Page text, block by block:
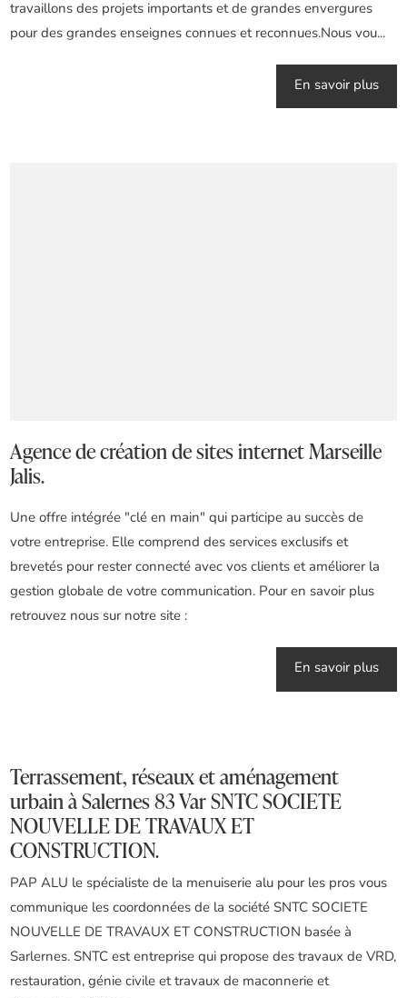
travaillons des projets importants et de grandes envergures
pour des grandes enseignes connues et reconnues.Nous vou...
En savoir plus
Agence de création de sites internet Marseille
Jalis.
Une offre intégrée "clé en main" qui participe au succès de
votre entreprise. Elle comprend des services exclusifs et
brevetés pour rester connecté avec vos clients et améliorer la
gestion globale de votre communication. Pour en savoir plus
retrouvez nous sur notre site :
En savoir plus
Terrassement, réseaux et aménagement
urbain à Salernes 83 Var SNTC SOCIETE
NOUVELLE DE TRAVAUX ET
CONSTRUCTION.
PAP ALU le spécialiste de la menuiserie alu pour les pros vous
communique les coordonnées de la société SNTC SOCIETE
NOUVELLE DE TRAVAUX ET CONSTRUCTION basée à
Sarlernes. SNTC est entreprise qui propose des travaux de VRD,
restauration, génie civile et travaux de maconnerie et